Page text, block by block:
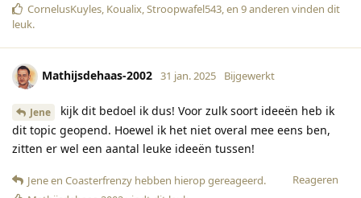
CornelusKuyles, Koualix,Stroopwafel543, en 9anderen vinden dit
leuk.
Mathijsdehaas-2002 31 jan. 2025 Bijgewerkt
Jene
kijk dit bedoel ik dus! Voor zulk soort ideeën heb ik
dit topic geopend. Hoewel ik het niet overal mee eens ben,
zitten er wel een aantal leuke ideeën tussen!
Reageren
Jeneen Coasterfrenzy hebben hierop gereageerd.